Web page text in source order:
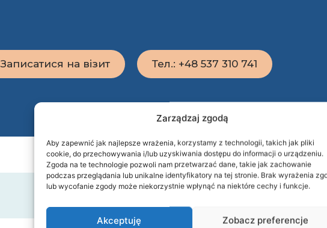
Zarządzaj zgodą
Aby zapewnić jak najlepsze wrażenia, korzystamy z technologii, takich jak pliki
cookie, do przechowywania i/lub uzyskiwania dostępu do informacji o urządzeniu.
Zgoda na te technologie pozwoli nam przetwarzać dane, takie jak zachowanie
podczas przeglądania lub unikalne identyfikatory na tej stronie. Brak wyrażenia
lub wycofanie zgody może niekorzystnie wpłynąć na niektóre cechy i funkcje.
Akceptuję Zobacz preferencje
Записатися на візит Тел.: +48 537 310 741